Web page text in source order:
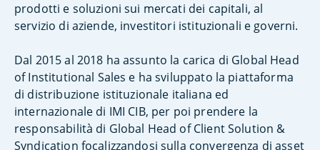
prodotti e soluzioni sui mercati dei capitali, al
servizio di aziende, investitori istituzionali e governi.
Dal 2015 al 2018 ha assunto la carica di Global Head
of Institutional Sales e ha sviluppato la piattaforma
di distribuzione istituzionale italiana ed
internazionale di IMI CIB, per poi prendere la
responsabilità di Global Head of Client Solution &
Syndication focalizzandosi sulla convergenza di asset